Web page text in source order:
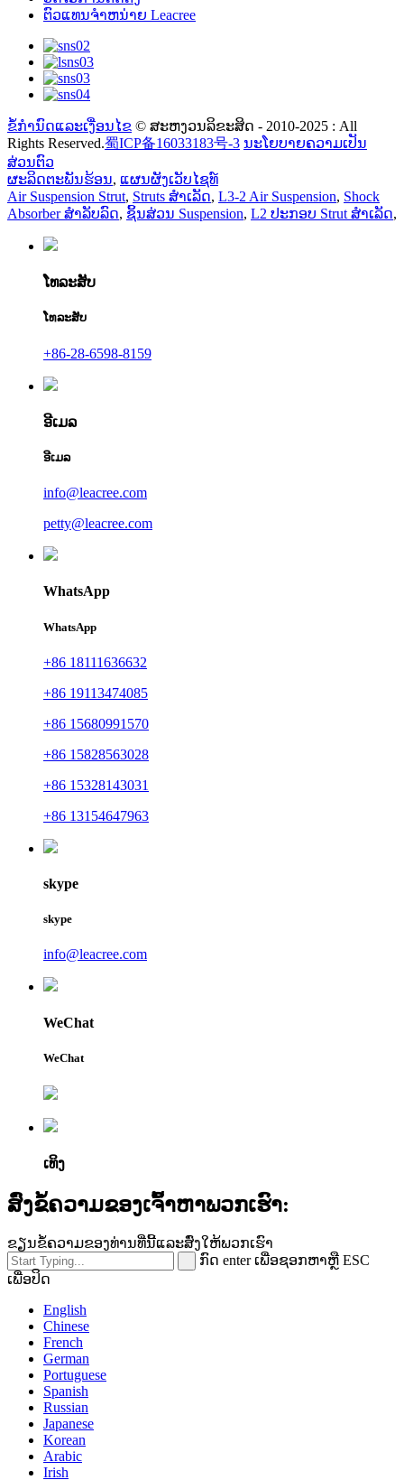
ຕົວແທນຈໍາຫນ່າຍ Leacree
ຂໍ້ກໍານົດແລະເງື່ອນໄຂ © ສະຫງວນລິຂະສິດ - 2010-2025 : All
Rights Reserved.蜀ICP备16033183号-3 ນະໂຍບາຍຄວາມເປັນ
ສ່ວນຕົວ
ຜະລິດຕະພັນຮ້ອນ, ແຜນຜັງເວັບໄຊທ໌
Air Suspension Strut, Struts ສໍາເລັດ, L3-2 Air Suspension, Shock
Absorber ສໍາລັບລົດ, ຊິ້ນສ່ວນ Suspension, L2 ປະກອບ Strut ສໍາເລັດ,
ໂທລະສັບ
ໂທລະສັບ
+86-28-6598-8159
ອີເມລ
ອີເມລ
info@leacree.com
petty@leacree.com
WhatsApp
WhatsApp
+86 18111636632
+86 19113474085
+86 15680991570
+86 15828563028
+86 15328143031
+86 13154647963
skype
skype
info@leacree.com
WeChat
WeChat
ເທິງ
ສົ່ງຂໍ້ຄວາມຂອງເຈົ້າຫາພວກເຮົາ:
ຂຽນຂໍ້ຄວາມຂອງທ່ານທີ່ນີ້ແລະສົ່ງໃຫ້ພວກເຮົາ
ກົດ enter ເພື່ອຊອກຫາຫຼື ESC
ເພື່ອປິດ
English
Chinese
French
German
Portuguese
Spanish
Russian
Japanese
Korean
Arabic
Irish